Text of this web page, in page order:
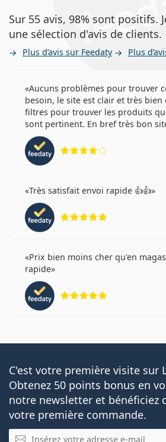
Sur 55 avis, 98% sont positifs.
une sélection d'avis de clients.
Plus d’avis sur Feedaty Plus
Aucuns problèmes pour trouver
besoin, le site est clair et très bien
filtres pour trouver les produits
sont pertinent. En bref très bon
Très satisfait envoi rapide 👍👍
Prix bien moins cher qu'en
rapide
C'est votre première visite sur
Obtenez 50 points bonus en
notre newsletter et bénéficiez
votre première commande.
E-mail